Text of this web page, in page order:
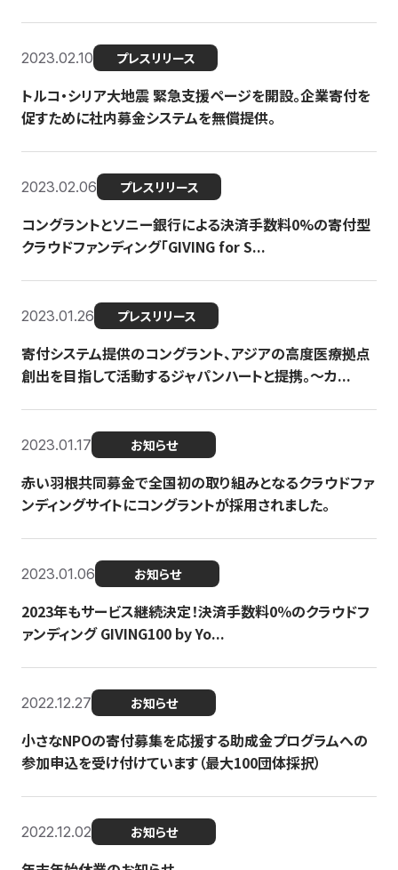
2023.02.10 プレスリリース
トルコ・シリア大地震 緊急支援ページを開設。企業寄付を
促すために社内募金システムを無償提供。
2023.02.06 プレスリリース
コングラントとソニー銀行による決済手数料0%の寄付型
クラウドファンディング「GIVING for S...
2023.01.26 プレスリリース
寄付システム提供のコングラント、アジアの高度医療拠点
創出を目指して活動するジャパンハートと提携。〜カ...
2023.01.17 お知らせ
赤い羽根共同募金で全国初の取り組みとなるクラウドファ
ンディングサイトにコングラントが採用されました。
2023.01.06 お知らせ
2023年もサービス継続決定！決済手数料0％のクラウドフ
ァンディング GIVING100 by Yo...
2022.12.27 お知らせ
小さなNPOの寄付募集を応援する助成金プログラムへの
参加申込を受け付けています（最大100団体採択）
2022.12.02 お知らせ